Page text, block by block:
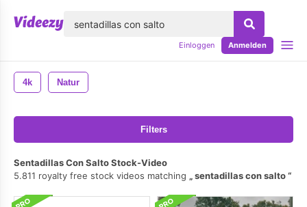
Einloggen Anmelden
4k Natur
Filters
Sentadillas Con Salto Stock-Video
5.811 royalty free stock videos matching
sentadillas con salto